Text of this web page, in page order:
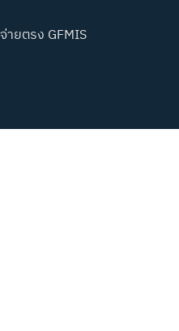
ายตรง GFMIS